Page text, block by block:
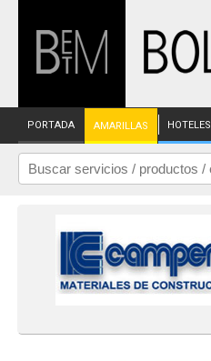
PORTADA AMARILLAS HOTELES